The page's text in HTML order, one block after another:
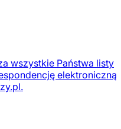
wszystkie Państwa listy
elektroniczną
.